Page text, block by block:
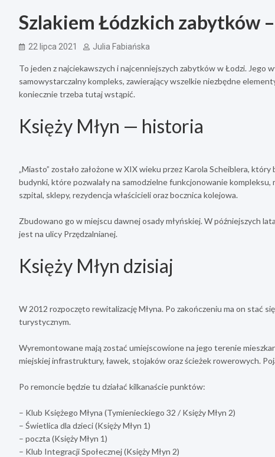
Szlakiem Łódzkich zabytków
22 lipca 2021 Julia Fabiańska
To jeden z najciekawszych i najcenniejszych zabytków w Łodzi. Jego
samowystarczalny kompleks, zawierający wszelkie niezbędne
koniecznie trzeba tutaj wstąpić.
Księży Młyn — historia
„Miasto” zostało założone w XIX wieku przez Karola Scheiblera,
budynki, które pozwalały na samodzielne funkcjonowanie kompleksu,
szpital, sklepy, rezydencja właścicieli oraz bocznica kolejowa.
Zbudowano go w miejscu dawnej osady młyńskiej. W późniejszych
jest na ulicy Przędzalnianej.
Księży Młyn dzisiaj
W 2012 rozpoczęto rewitalizację Młyna. Po zakończeniu ma on stać
turystycznym.
Wyremontowane mają zostać umiejscowione na jego terenie
miejskiej infrastruktury, ławek, stojaków oraz ścieżek rowerowych.
Po remoncie będzie tu działać kilkanaście punktów:
– Klub Księżego Młyna (Tymienieckiego 32 / Księży Młyn 2)
– Świetlica dla dzieci (Księży Młyn 1)
– poczta (Księży Młyn 1)
– Klub Integracji Społecznej (Księży Młyn 2)